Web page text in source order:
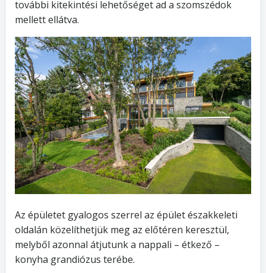
további kitekintési lehetőséget ad a szomszédok
mellett ellátva.
Az épületet gyalogos szerrel az épület északkeleti
oldalán közelíthetjük meg az előtéren keresztül,
melyből azonnal átjutunk a nappali – étkező –
konyha grandiózus terébe.